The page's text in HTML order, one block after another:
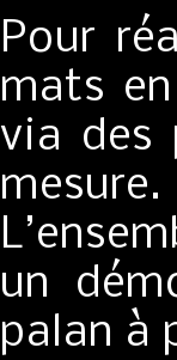
Pour
mats
via des
mesure.
un
palan à